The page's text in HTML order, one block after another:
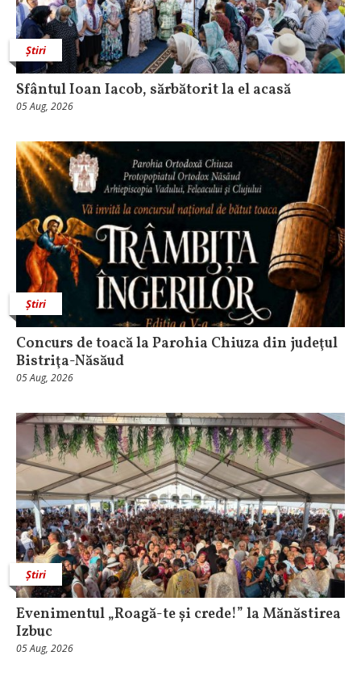
Știri
Sfântul Ioan Iacob, sărbătorit la el acasă
05 Aug, 2026
Știri
​Concurs de toacă la Parohia Chiuza din judeţul
Bistriţa-Năsăud
05 Aug, 2026
Știri
Evenimentul „Roagă-te și crede!” la Mănăstirea
Izbuc
05 Aug, 2026